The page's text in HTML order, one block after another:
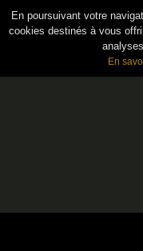
En poursuivant votre
cookies destinés à vous
En